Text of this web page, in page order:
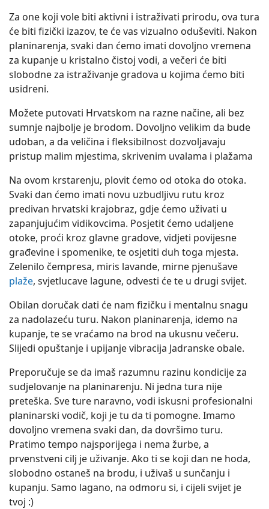
Za one koji vole biti aktivni i istraživati prirodu, ova tura
će biti fizički izazov, te će vas vizualno oduševiti. Nakon
planinarenja, svaki dan ćemo imati dovoljno vremena
za kupanje u kristalno čistoj vodi, a večeri će biti
slobodne za istraživanje gradova u kojima ćemo biti
usidreni.
Možete putovati Hrvatskom na razne načine, ali bez
sumnje najbolje je brodom. Dovoljno velikim da bude
udoban, a da veličina i fleksibilnost dozvoljavaju
pristup malim mjestima, skrivenim uvalama i plažama
Na ovom krstarenju, plovit ćemo od otoka do otoka.
Svaki dan ćemo imati novu uzbudljivu rutu kroz
predivan hrvatski krajobraz, gdje ćemo uživati u
zapanjujućim vidikovcima. Posjetit ćemo udaljene
otoke, proći kroz glavne gradove, vidjeti povijesne
građevine i spomenike, te osjetiti duh toga mjesta.
Zelenilo čempresa, miris lavande, mirne pjenušave
plaže, svjetlucave lagune, odvesti će te u drugi svijet.
Obilan doručak dati će nam fizičku i mentalnu snagu
za nadolazeću turu. Nakon planinarenja, idemo na
kupanje, te se vraćamo na brod na ukusnu večeru.
Slijedi opuštanje i upijanje vibracija Jadranske obale.
Preporučuje se da imaš razumnu razinu kondicije za
sudjelovanje na planinarenju. Ni jedna tura nije
preteška. Sve ture naravno, vodi iskusni profesionalni
planinarski vodič, koji je tu da ti pomogne. Imamo
dovoljno vremena svaki dan, da dovršimo turu.
Pratimo tempo najsporijega i nema žurbe, a
prvenstveni cilj je uživanje. Ako ti se koji dan ne hoda,
slobodno ostaneš na brodu, i uživaš u sunčanju i
kupanju. Samo lagano, na odmoru si, i cijeli svijet je
tvoj :)